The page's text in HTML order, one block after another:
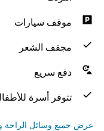
موقف سيارات
مجفف الشعر
دفع سريع
تتوفر أسرة
عرض جميع وسائل الراحة